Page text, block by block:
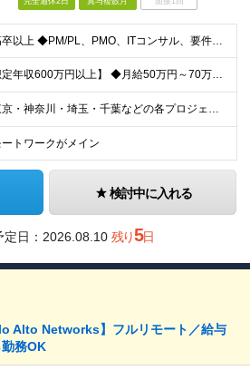
◆高卒以上 ◆PM/PL、PMO、ITコンサル、要件定義、顧客折衝いずれかの経験をお持ちの方 ～こんな方に向いています～ ・代表とフラットにキャリアや給与の相談をしたい ・火消しや目先の調整だけで
【想定年収600万円以上】 ◆月給50万円～70万円＋賞与年2回 ※経験・年齢・能力を考慮の上、当社規定により優遇いたします ※試用期間1ヶ月あり、待遇等に差異なし ※残業代別途全額支給 〈スキル別
◆東京・神奈川・埼玉・千葉などの各プロジェクト先 ※希望勤務地を考慮します。 ※お客様先の9割は、東京23区内です。 ※転居を伴う転勤はありません。 ※フルリモートの場合は原則客先常駐となります。
ートワークがメイン
検討中に入れる
日： 2026.08.10 残り5日
Alto Networks】フルリモート／給与
務OK